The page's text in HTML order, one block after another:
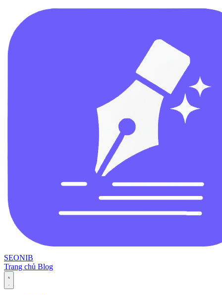
SEONIB
Trang chủ Blog